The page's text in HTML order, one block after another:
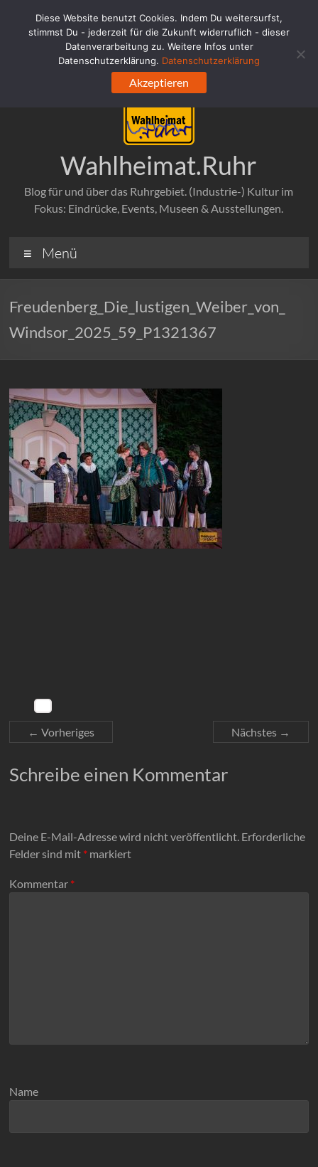
springen
Wahlheimat.Ruhr
Blog für und über das Ruhrgebiet. (Industrie-) Kultur im
Fokus: Eindrücke, Events, Museen & Ausstellungen.
Menü
Freudenberg_Die_lustigen_Weiber_von_
Windsor_2025_59_P1321367
← Vorheriges Nächstes →
Schreibe einen Kommentar
Deine E-Mail-Adresse wird nicht veröffentlicht. Erforderliche
Felder sind mit * markiert
Kommentar *
Name
Diese Website benutzt Cookies. Indem Du weitersurfst,
stimmst Du - jederzeit für die Zukunft widerruflich - dieser
Datenverarbeitung zu. Weitere Infos unter
Datenschutzerklärung. Datenschutzerklärung
Akzeptieren